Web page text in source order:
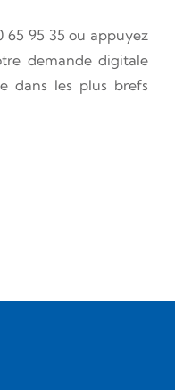
65 95 35 ou appuyez
demande digitale
dans les plus brefs